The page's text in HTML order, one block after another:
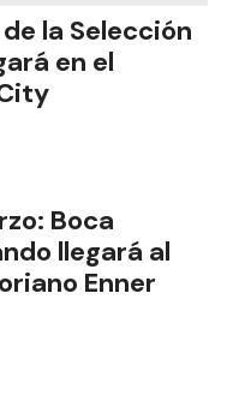
la Selección
en el
Boca
llegará al
Enner